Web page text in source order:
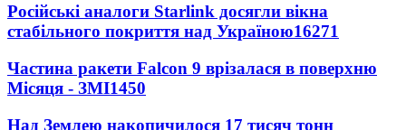
Російські аналоги Starlink досягли вікна
стабільного покриття над Україною16271
Частина ракети Falcon 9 врізалася в поверхню
Місяця - ЗМІ1450
Над Землею накопичилося 17 тисяч тонн